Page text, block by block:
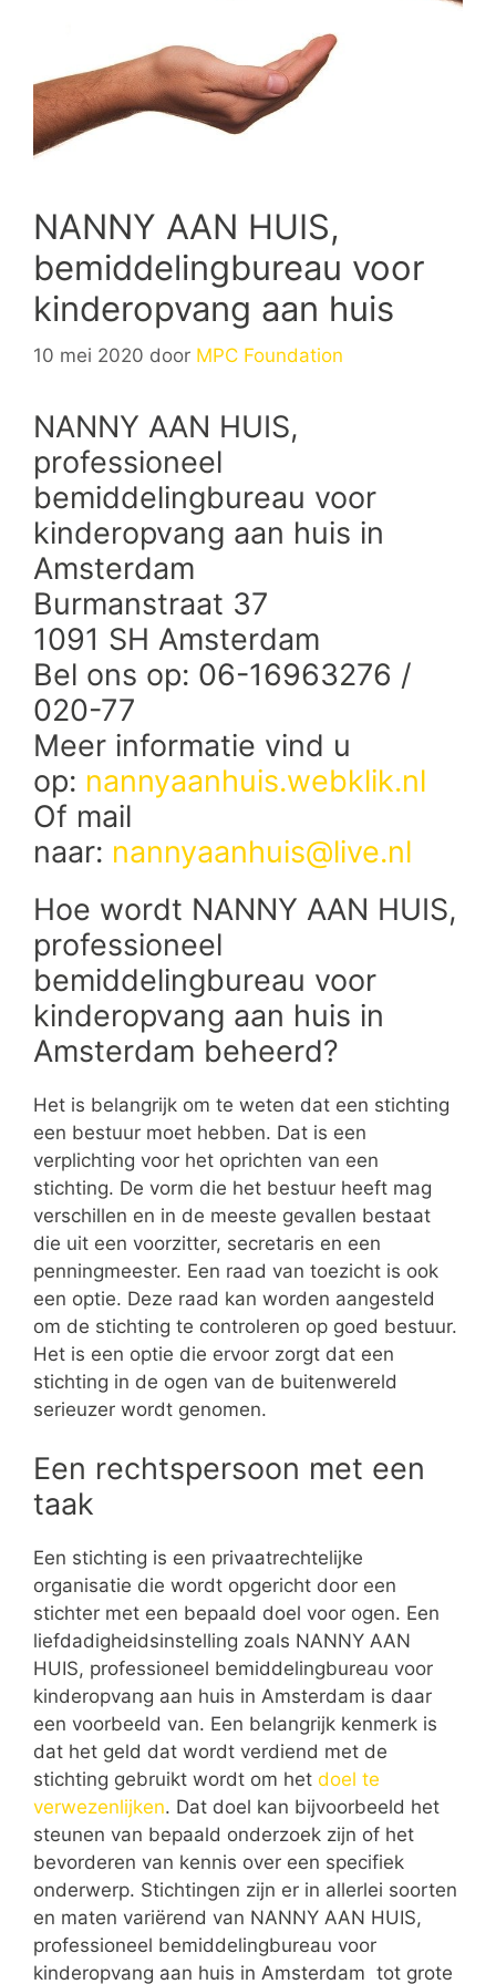
NANNY AAN HUIS,
bemiddelingbureau voor
kinderopvang aan huis
10 mei 2020 door MPC Foundation
NANNY AAN HUIS,
professioneel
bemiddelingbureau voor
kinderopvang aan huis in
Amsterdam
Burmanstraat 37
1091 SH Amsterdam
Bel ons op: 06-16963276 /
020-77
Meer informatie vind u
op: nannyaanhuis.webklik.nl
Of mail
naar: nannyaanhuis@live.nl
Hoe wordt NANNY AAN HUIS,
professioneel
bemiddelingbureau voor
kinderopvang aan huis in
Amsterdam beheerd?
Het is belangrijk om te weten dat een stichting
een bestuur moet hebben. Dat is een
verplichting voor het oprichten van een
stichting. De vorm die het bestuur heeft mag
verschillen en in de meeste gevallen bestaat
die uit een voorzitter, secretaris en een
penningmeester. Een raad van toezicht is ook
een optie. Deze raad kan worden aangesteld
om de stichting te controleren op goed bestuur.
Het is een optie die ervoor zorgt dat een
stichting in de ogen van de buitenwereld
serieuzer wordt genomen.
Een rechtspersoon met een
taak
Een stichting is een privaatrechtelijke
organisatie die wordt opgericht door een
stichter met een bepaald doel voor ogen. Een
liefdadigheidsinstelling zoals NANNY AAN
HUIS, professioneel bemiddelingbureau voor
kinderopvang aan huis in Amsterdam is daar
een voorbeeld van. Een belangrijk kenmerk is
dat het geld dat wordt verdiend met de
stichting gebruikt wordt om het doel te
verwezenlijken. Dat doel kan bijvoorbeeld het
steunen van bepaald onderzoek zijn of het
bevorderen van kennis over een specifiek
onderwerp. Stichtingen zijn er in allerlei soorten
en maten variërend van NANNY AAN HUIS,
professioneel bemiddelingbureau voor
kinderopvang aan huis in Amsterdam tot grote